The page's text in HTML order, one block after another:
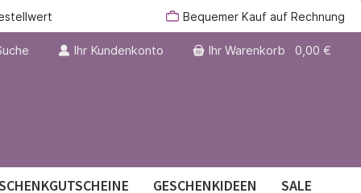
Bequemer Kauf auf Rechnung
Ihr Kundenkonto Ihr Warenkorb 0,00 €
GESCHENKIDEEN SALE